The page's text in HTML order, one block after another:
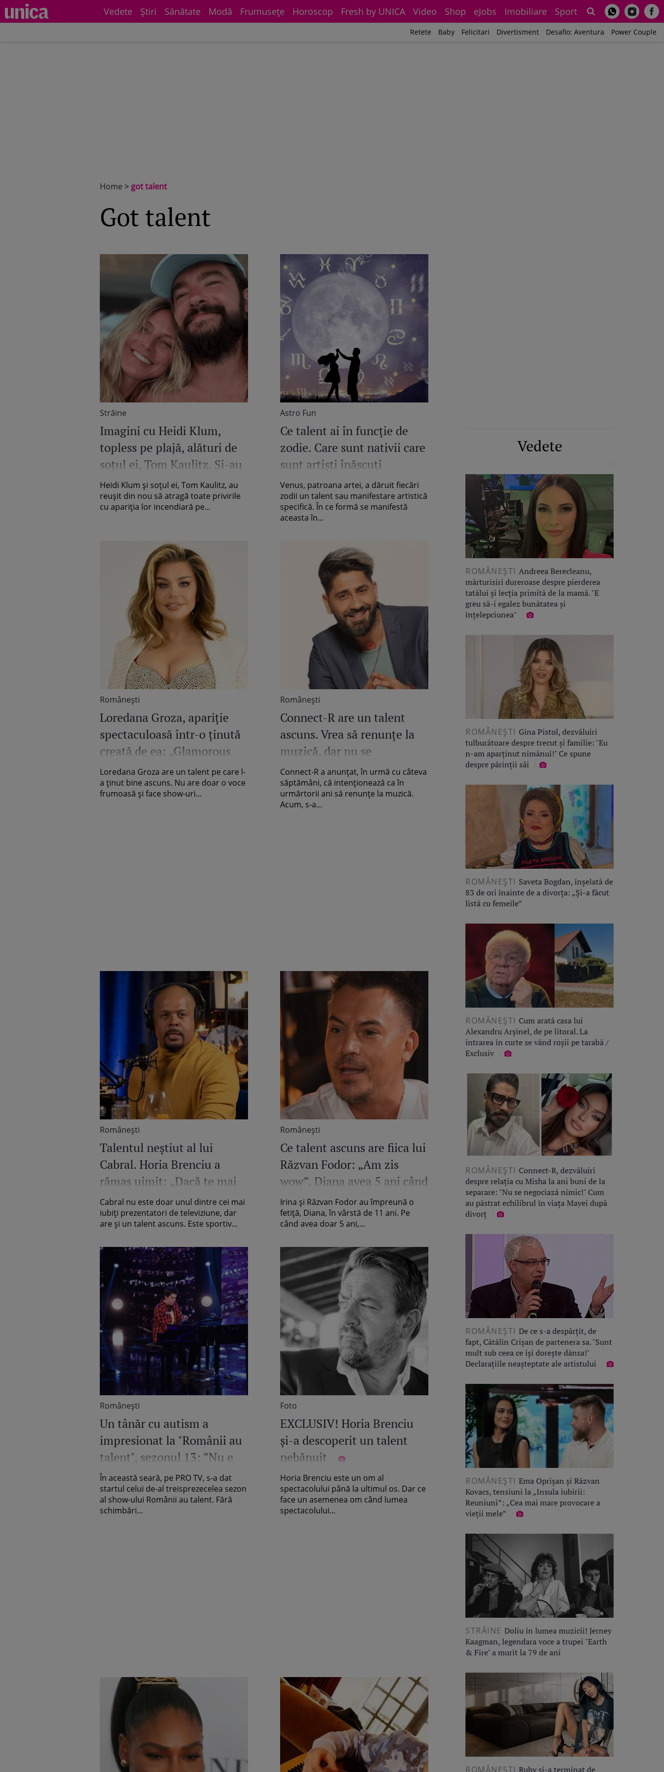
Vedete Știri Sănătate Modă Frumuseţe Horoscop Fresh by UNICA Video Shop eJobs Imobiliare Sport
Retete Baby Felicitari Divertisment Desafio: Aventura Power Couple
Home > got talent
got talent
Străine
Imagini cu Heidi Klum,
topless pe plajă, alături de
soţul ei, Tom Kaulitz. Şi-au
dat frâu sentimentelor în
mare
Heidi Klum şi soţul ei, Tom Kaulitz, au
reuşit din nou să atragă toate privirile
cu apariţia lor incendiară pe...
Astro Fun
Ce talent ai în funcţie de
zodie. Care sunt nativii care
sunt artiști înăscuți
Venus, patroana artei, a dăruit fiecări
zodii un talent sau manifestare artistică
specifică. În ce formă se manifestă
aceasta în...
Româneşti
Loredana Groza, apariție
spectaculoasă într-o ținută
creată de ea: „Glamorous
Diva” / Video
Loredana Groza are un talent pe care l-
a ținut bine ascuns. Nu are doar o voce
frumoasă și face show-uri...
Româneşti
Connect-R are un talent
ascuns. Vrea să renunțe la
muzică, dar nu se
îndepărtează de artă
Connect-R a anunțat, în urmă cu câteva
săptămâni, că intenționează ca în
urmărtorii ani să renunțe la muzică.
Acum, s-a...
Româneşti
Talentul neștiut al lui
Cabral. Horia Brenciu a
rămas uimit: „Dacă te mai
aud că zici că nu ești
artist...” / Video
Cabral nu este doar unul dintre cei mai
iubiți prezentatori de televiziune, dar
are și un talent ascuns. Este sportiv...
Româneşti
Ce talent ascuns are fiica lui
Răzvan Fodor: „Am zis
wow”. Diana avea 5 ani când
și-a surprins părinții /
VIDEO
Irina și Răzvan Fodor au împreună o
fetiță, Diana, în vârstă de 11 ani. Pe
când avea doar 5 ani,...
Româneşti
Un tânăr cu autism a
impresionat la "Românii au
talent", sezonul 13: ”Nu e
ușor să ai curaj când suferi
de autism”
În această seară, pe PRO TV, s-a dat
startul celui de-al treisprezecelea sezon
al show-ului Românii au talent. Fără
schimbări...
Foto
EXCLUSIV! Horia Brenciu
și-a descoperit un talent
nebănuit
Horia Brenciu este un om al
spectacolului până la ultimul os. Dar ce
face un asemenea om când lumea
spectacolului...
Vedete
ROMÂNEŞTI Andreea Berecleanu,
mărturisiri dureroase despre pierderea
tatălui și lecția primită de la mamă. "E
greu să-i egalez bunătatea și
înțelepciunea"
ROMÂNEŞTI Gina Pistol, dezvăluiri
tulburătoare despre trecut și familie: "Eu
n-am aparținut nimănui!" Ce spune
despre părinții săi
ROMÂNEŞTI Saveta Bogdan, înșelată de
83 de ori înainte de a divorța: „Și-a făcut
listă cu femeile”
ROMÂNEŞTI Cum arată casa lui
Alexandru Arșinel, de pe litoral. La
intrarea în curte se vând roșii pe tarabă /
Exclusiv
ROMÂNEŞTI Connect-R, dezvăluiri
despre relația cu Misha la ani buni de la
separare: "Nu se negociază nimic!" Cum
au păstrat echilibrul în viața Mayei după
divorț
ROMÂNEŞTI De ce s-a despărțit, de
fapt, Cătălin Crișan de partenera sa. "Sunt
mult sub ceea ce își dorește dânsa!"
Declarațiile neașteptate ale artistului
ROMÂNEŞTI Ema Oprișan și Răzvan
Kovacs, tensiuni la „Insula iubirii:
Reuniuni”: „Cea mai mare provocare a
vieții mele”
STRĂINE Doliu în lumea muzicii! Jerney
Kaagman, legendara voce a trupei "Earth
& Fire" a murit la 79 de ani
ROMÂNEŞTI Ruby și-a terminat de